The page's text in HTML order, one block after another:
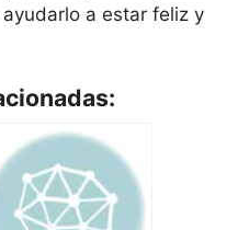
a estar feliz y